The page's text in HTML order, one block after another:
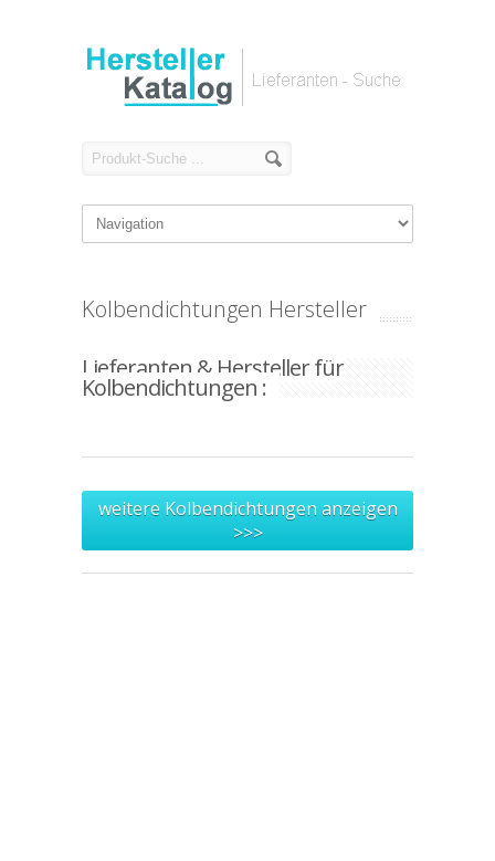
Kolbendichtungen Hersteller
Lieferanten & Hersteller für
Kolbendichtungen :
weitere Kolbendichtungen anzeigen
>>>